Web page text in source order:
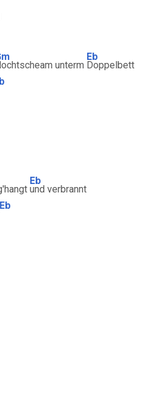
unterm
Eb
Doppelbett
Eb
und verbrannt
Eb